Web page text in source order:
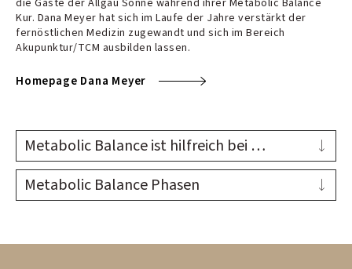
Kur. Dana Meyer hat sich im Laufe der Jahre verstärkt der
fernöstlichen Medizin zugewandt und sich im Bereich
Akupunktur/TCM ausbilden lassen.
Homepage Dana Meyer
Metabolic Balance ist hilfreich bei …
… Zivilisationskrankheiten wie Diabetes Typ 2, Migräne
oder Allergien. Im Detail:
Metabolic Balance Phasen